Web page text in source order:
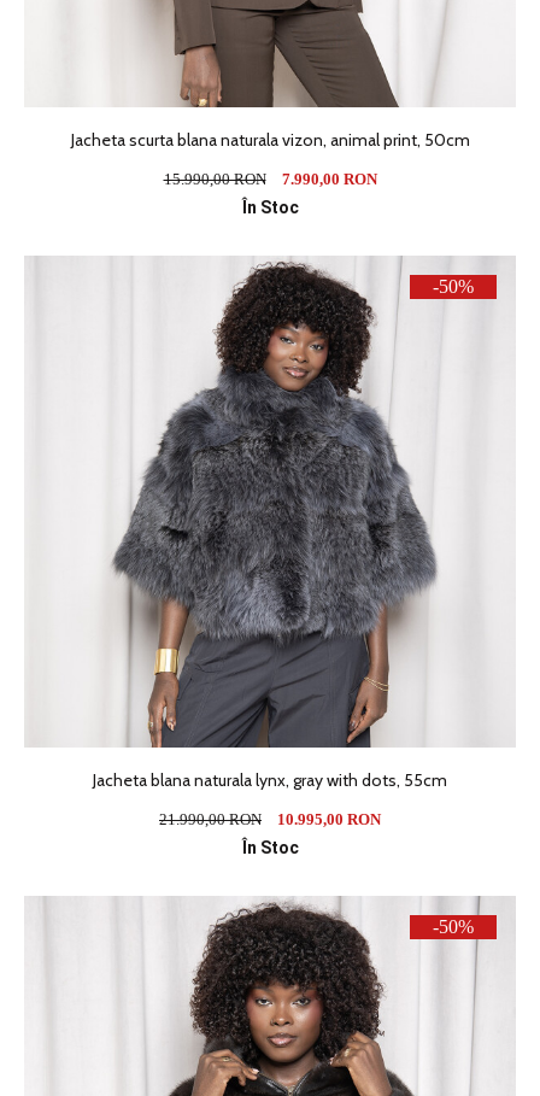
Jacheta scurta blana naturala vizon, animal print, 50cm
15.990,00 RON 7.990,00 RON
În Stoc
-50%
Jacheta blana naturala lynx, gray with dots, 55cm
21.990,00 RON 10.995,00 RON
În Stoc
-50%